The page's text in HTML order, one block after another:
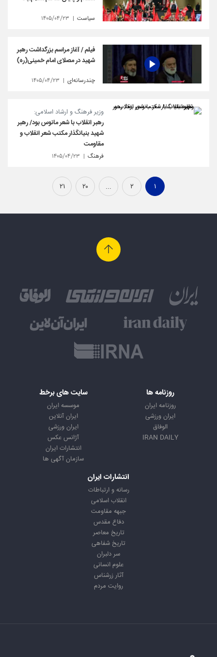
سیاست ۱۴۰۵/۰۴/۲۳
فیلم / آغاز مراسم بزرگداشت رهبر
شهید در مصلای امام خمینی(ره)
چندرسانه‌ای ۱۴۰۵/۰۴/۲۳
وزیر فرهنگ و ارشاد اسلامی:
رهبر انقلاب با شعر مانوس بود/ رهبر
شهید بنیانگذار مکتب شعر انقلاب و
مقاومت
فرهنگ ۱۴۰۵/۰۴/۲۳
۱ ۲ ... ۲۰ ۲۱
روزنامه ها
روزنامه ایران
ایران ورزشی
الوفاق
IRAN DAILY
سایت های برخط
موسسه ایران
ایران آنلاین
ایران ورزشی
آژانس عکس
انتشارات ایران
سازمان آگهی ها
انتشارات ایران
رسانه و ارتباطات
انقلاب اسلامی
جبهه مقاومت
دفاع مقدس
تاریخ معاصر
تاریخ شفاهی
سر دلبران
علوم انسانی
آثار زرشناس
روایت مردم